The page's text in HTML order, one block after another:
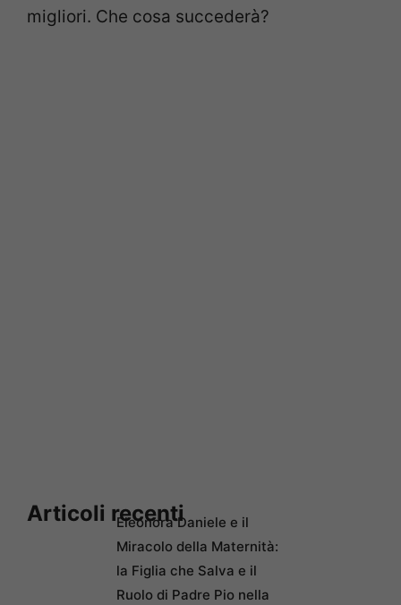
migliori. Che cosa succederà?
Articoli recentiEleonora Daniele e il
Miracolo della Maternità:
la Figlia che Salva e il
Ruolo di Padre Pio nella